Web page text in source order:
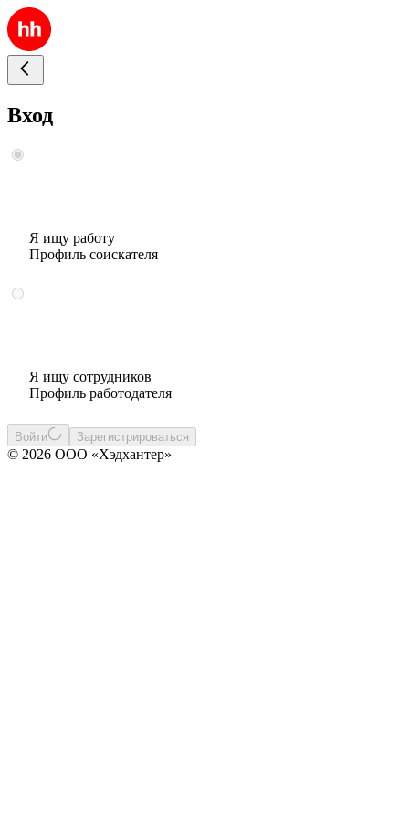
Вход
Я ищу работу
Профиль соискателя
Я ищу сотрудников
Профиль работодателя
Войти Зарегистрироваться
© 2026 ООО «Хэдхантер»